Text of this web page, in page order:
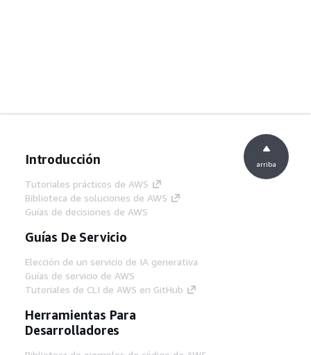
Introducción
Tutoriales prácticos de AWS
Biblioteca de soluciones de AWS
Guías de decisiones de AWS
Guías De Servicio
Elección de un servicio de IA generativa
Guías de servicio de AWS
Tutoriales de CLI de AWS en GitHub
Herramientas Para
Desarrolladores
arriba